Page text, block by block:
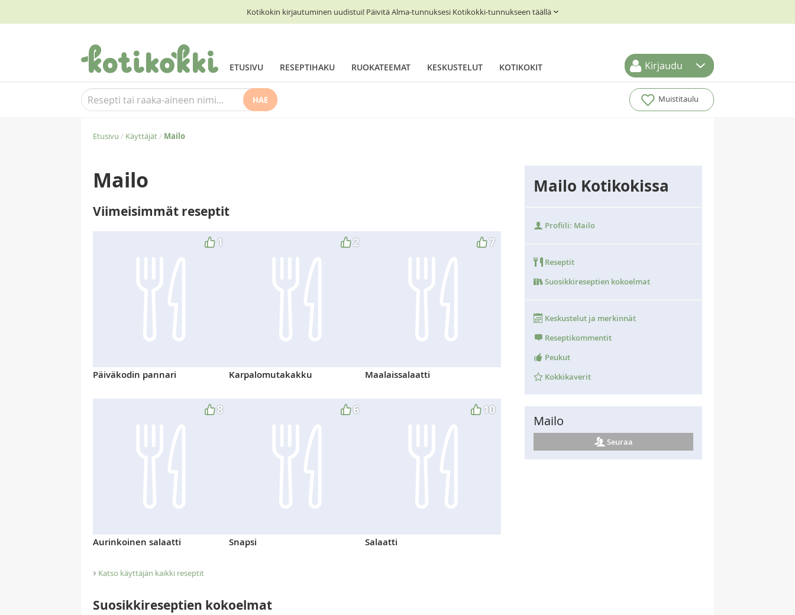
Kotikokin kirjautuminen uudistui! Päivitä Alma-tunnuksesi Kotikokki-tunnukseen täällä
ETUSIVU RESEPTIHAKU RUOKATEEMAT KESKUSTELUT KOTIKOKIT Kirjaudu
HAE Muistitaulu
Etusivu / Käyttäjät/ Mailo
Mailo
Viimeisimmät reseptit
1
Päiväkodin pannari
2
Karpalomutakakku
7
Maalaissalaatti
8
Aurinkoinen salaatti
6
Snapsi
10
Salaatti
› Katso käyttäjän kaikki reseptit
Suosikkireseptien kokoelmat
Mailo Kotikokissa
Profiili: Mailo
Reseptit
Suosikkireseptien kokoelmat
Keskustelut ja merkinnät
Reseptikommentit
Peukut
Kokkikaverit
Mailo
Seuraa